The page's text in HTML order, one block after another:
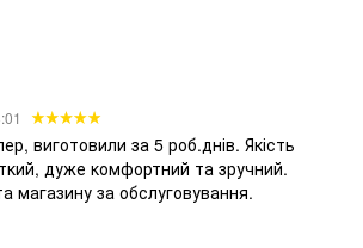
виготовили за 5 роб.днів. Якість
дуже комфортний та зручний.
магазину за обслуговування.